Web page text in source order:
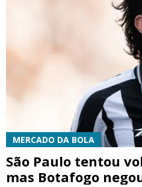
MERCADO DA BOLA
São Paulo tentou
mas Botafogo